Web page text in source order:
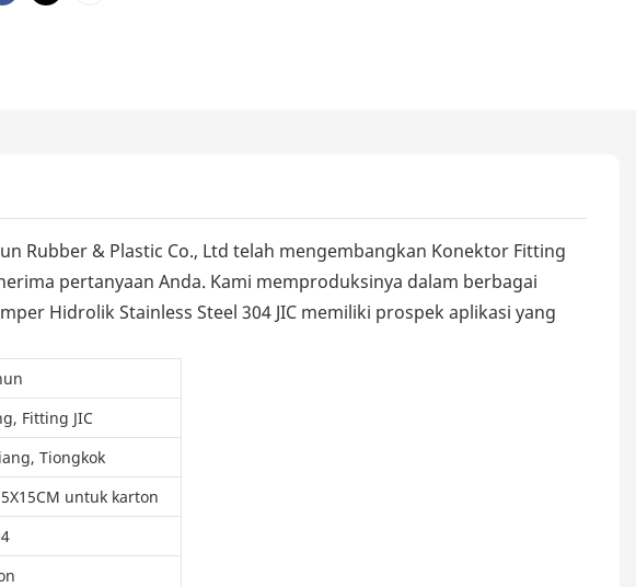
Rubber & Plastic Co., Ltd telah mengembangkan Konektor Fitting
pertanyaan Anda. Kami memproduksinya dalam berbagai
Hidrolik Stainless Steel 304 JIC memiliki prospek aplikasi yang
Fitting JIC
Tiongkok
untuk karton